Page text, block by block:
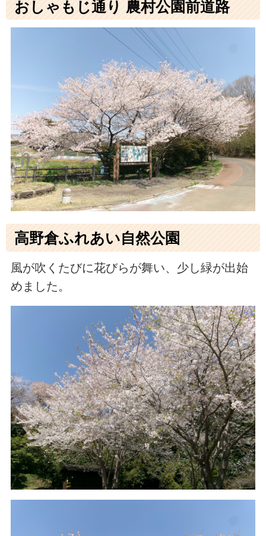
おしゃもじ通り 農村公園前道路
高野倉ふれあい自然公園
風が吹くたびに花びらが舞い、少し緑が出始
めました。